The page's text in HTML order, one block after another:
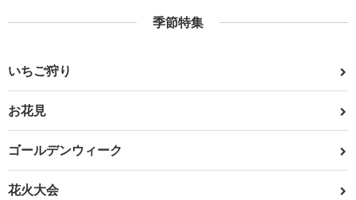
季節特集
いちご狩り
お花見
ゴールデンウィーク
花火大会